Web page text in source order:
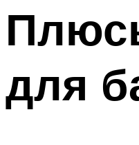
для